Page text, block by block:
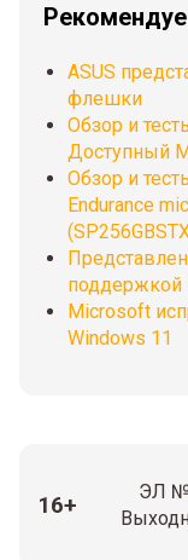
ASUS
флешки
Обзор и
Доступный
Обзор и
Endurance
поддержкой
Microsoft
Windows 11
16+
ЭЛ №